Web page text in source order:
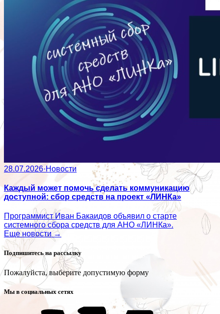
28.07.2026·Новости
Каждый может помочь сделать коммуникацию
доступной: сбор средств на проект «ЛИНКа»
Программист Иван Бакаидов объявил о старте
системного сбора средств для АНО «ЛИНКа».
Еще новости →
Подпишитесь на рассылку
Пожалуйста, выберите допустимую форму
Мы в социальных сетях